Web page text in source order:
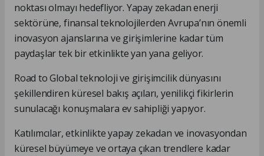
noktası olmayı hedefliyor. Yapay zekadan enerji
sektörüne, finansal teknolojilerden Avrupa’nın önemli
inovasyon ajanslarına ve girişimlerine kadar tüm
paydaşlar tek bir etkinlikte yan yana geliyor.
Road to Global teknoloji ve girişimcilik dünyasını
şekillendiren küresel bakış açıları, yenilikçi fikirlerin
sunulacağı konuşmalara ev sahipliği yapıyor.
Katılımcılar, etkinlikte yapay zekadan ve inovasyondan
küresel büyümeye ve ortaya çıkan trendlere kadar